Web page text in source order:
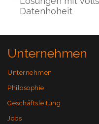
Datenhoheit
Unternehmen
Unternehmen
Philosophie
Geschäftsleitung
Jobs